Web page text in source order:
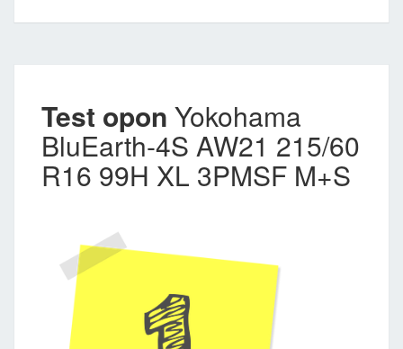
Test opon Yokohama
BluEarth-4S AW21 215/60
R16 99H XL 3PMSF M+S